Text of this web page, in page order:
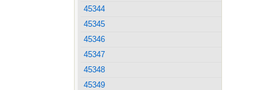
45344
45345
45346
45347
45348
45349